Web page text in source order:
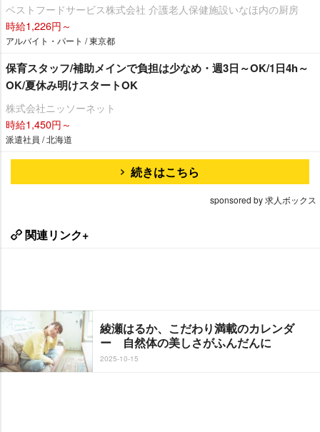
ベストフードサービス株式会社 介護老人保健施設いなほ内の厨房
時給1,226円～
アルバイト・パート / 東京都
保育スタッフ/補助メインで負担は少なめ・週3日～OK/1日4h～
OK/夏休み明けスタートOK
株式会社ニッソーネット
時給1,450円～
派遣社員 / 北海道
続きはこちら
sponsored by 求人ボックス
関連リンク+
綾瀬はるか、こだわり満載のカレンダ
ー 自然体の美しさがふんだんに
2025-10-15